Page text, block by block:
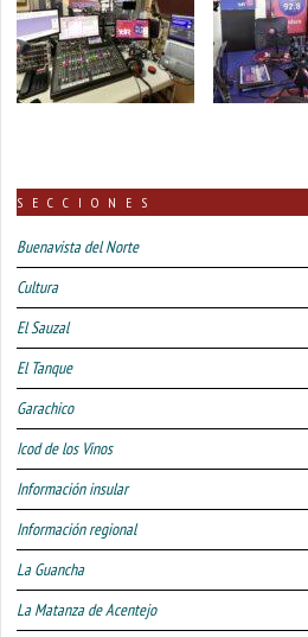
SECCIONES
Buenavista del Norte
Cultura
El Sauzal
El Tanque
Garachico
Icod de los Vinos
Información insular
Información regional
La Guancha
La Matanza de Acentejo